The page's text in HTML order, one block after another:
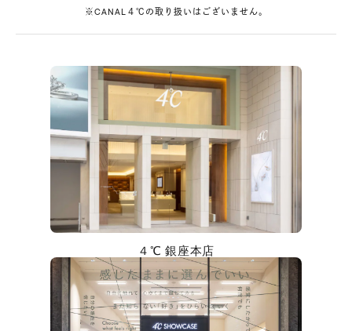
#ハーフエタニティリング #エタニティ
#ダイヤモンド ネックレス #eギフト
すべてのジュエリー
※CANAL４℃の取り扱いはございません。
４℃ 銀座本店